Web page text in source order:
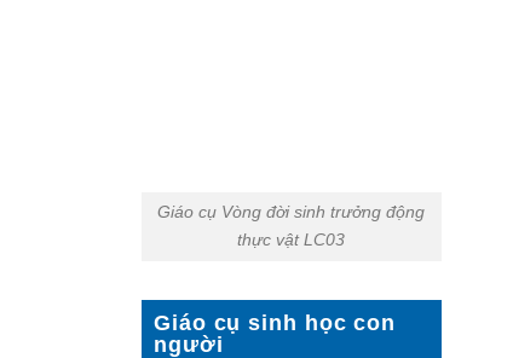
Giáo cụ Vòng đời sinh trưởng động
thực vật LC03
Giáo cụ sinh học con
người